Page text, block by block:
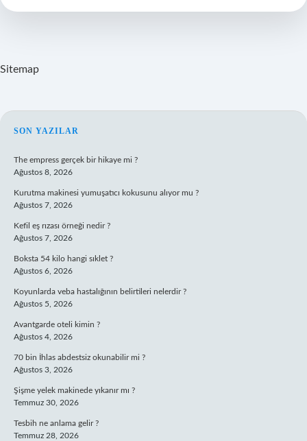
Mi
Sitemap
SIDEBAR
SON YAZILAR
The empress gerçek bir hikaye mi ?
Ağustos 8, 2026
Kurutma makinesi yumuşatıcı kokusunu alıyor mu ?
Ağustos 7, 2026
Kefil eş rızası örneği nedir ?
Ağustos 7, 2026
Boksta 54 kilo hangi sıklet ?
Ağustos 6, 2026
Koyunlarda veba hastalığının belirtileri nelerdir ?
Ağustos 5, 2026
Avantgarde oteli kimin ?
Ağustos 4, 2026
70 bin İhlas abdestsiz okunabilir mi ?
Ağustos 3, 2026
Şişme yelek makinede yıkanır mı ?
Temmuz 30, 2026
Tesbih ne anlama gelir ?
Temmuz 28, 2026